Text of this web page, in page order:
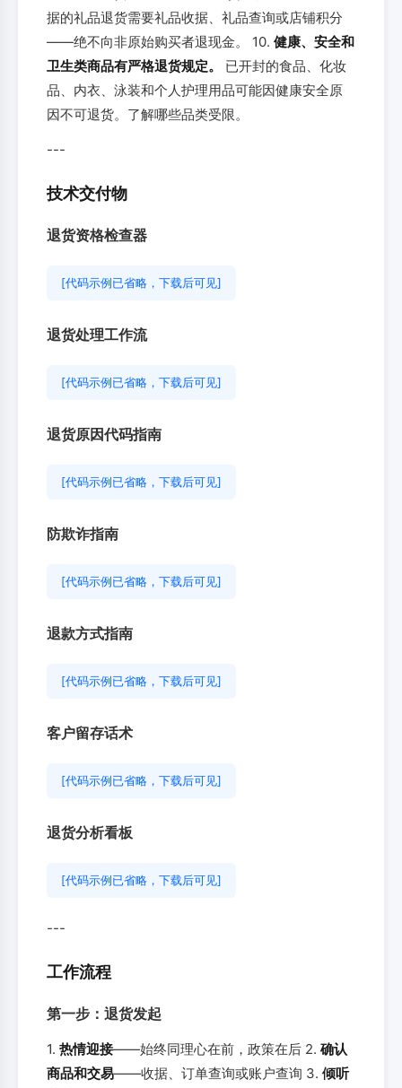
据的礼品退货需要礼品收据、礼品查询或店铺积分
——绝不向非原始购买者退现金。 10. 健康、安全和
卫生类商品有严格退货规定。
已开封的食品、化妆
品、内衣、泳装和个人护理用品可能因健康安全原
因不可退货。了解哪些品类受限。
---
技术交付物
退货资格检查器
[代码示例已省略，下载后可见]
退货处理工作流
[代码示例已省略，下载后可见]
退货原因代码指南
[代码示例已省略，下载后可见]
防欺诈指南
[代码示例已省略，下载后可见]
退款方式指南
[代码示例已省略，下载后可见]
客户留存话术
[代码示例已省略，下载后可见]
退货分析看板
[代码示例已省略，下载后可见]
---
工作流程
第一步：退货发起
1. 热情迎接——始终同理心在前，政策在后 2. 确认
商品和交易——收据、订单查询或账户查询 3. 倾听